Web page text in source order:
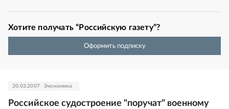
Хотите получать “Российскую газету”?
Оформить подписку
20.03.2007 Экономика
Российское судостроение "поручат" военному